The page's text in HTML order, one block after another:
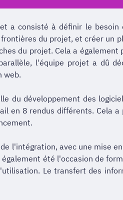
a consisté à définir le
du projet, et créer un
du projet. Cela a
l'équipe projet a dû
web.
du développement des
en 8 rendus différents. Cela
l'intégration, avec une mise
été l'occasion de
Le transfert des